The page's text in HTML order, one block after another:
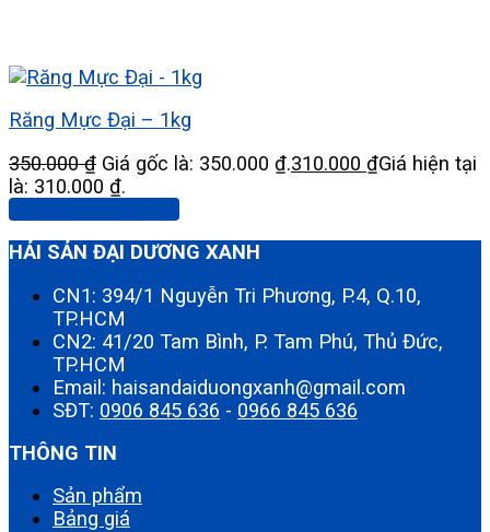
Răng Mực Đại – 1kg
350.000₫ Giá gốc là: 350.000 ₫.310.000 ₫Giá hiện tại
là: 310.000 ₫.
Thêm vào giỏ hàng
HẢI SẢN ĐẠI DƯƠNG XANH
CN1: 394/1 Nguyễn Tri Phương, P.4, Q.10,
TP.HCM
CN2: 41/20 Tam Bình, P. Tam Phú, Thủ Đức,
TP.HCM
Email: haisandaiduongxanh@gmail.com
SĐT: 0906 845 636 - 0966 845 636
THÔNG TIN
Sản phẩm
Bảng giá